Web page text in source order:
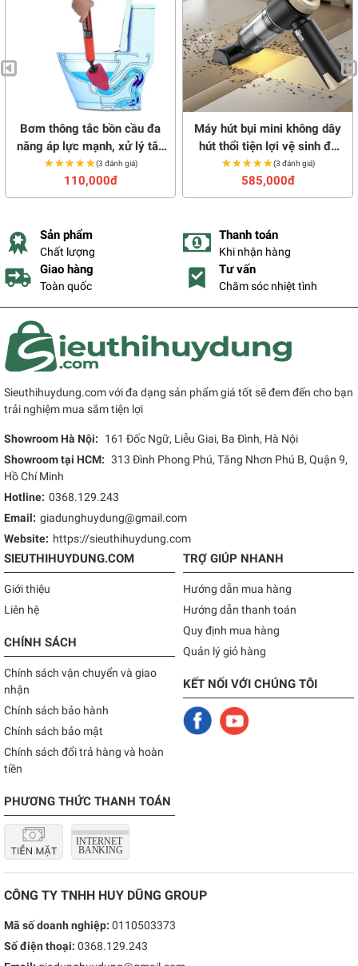
Bơm thông tắc bồn cầu đa
năng áp lực mạnh, xử lý tắc
nghẽn nhanh chóng
★★★★★
★★★★★(3 đánh giá)
110,000đ
Máy hút bụi mini không dây
hút thổi tiện lợi vệ sinh đa
năng đa bề mặt Shanen
★★★★★
★★★★★(3 đánh giá)
585,000đ
Sản phẩm
Chất lượng
Thanh toán
Khi nhận hàng
Giao hàng
Toàn quốc
Tư vấn
Chăm sóc nhiệt tình
Sieuthihuydung.com với đa dạng sản phẩm giá tốt sẽ đem đến cho bạn
trải nghiệm mua sắm tiện lợi
Showroom Hà Nội:
161 Đốc Ngữ, Liễu Giai, Ba Đình, Hà Nội
Showroom tại HCM: 313 Đình Phong Phú, Tăng Nhơn Phú B, Quận 9,
Hồ Chí Minh
Hotline: 0368.129.243
Email: giadunghuydung@gmail.com
Website: https://sieuthihuydung.com
SIEUTHIHUYDUNG.COM
Giới thiệu
Liên hệ
CHÍNH SÁCH
Chính sách vận chuyển và giao
nhận
Chính sách bảo hành
Chính sách bảo mật
Chính sách đổi trả hàng và hoàn
tiền
PHƯƠNG THỨC THANH TOÁN
TRỢ GIÚP NHANH
Hướng dẫn mua hàng
Hướng dẫn thanh toán
Quy định mua hàng
Quản lý giỏ hàng
KẾT NỐI VỚI CHÚNG TÔI
CÔNG TY TNHH HUY DŨNG GROUP
Mã số doanh nghiệp: 0110503373
Số điện thoại: 0368.129.243